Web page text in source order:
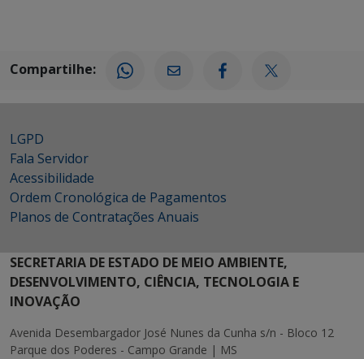
Compartilhe:
LGPD
Fala Servidor
Acessibilidade
Ordem Cronológica de Pagamentos
Planos de Contratações Anuais
SECRETARIA DE ESTADO DE MEIO AMBIENTE,
DESENVOLVIMENTO, CIÊNCIA, TECNOLOGIA E
INOVAÇÃO
Avenida Desembargador José Nunes da Cunha s/n - Bloco 12
Parque dos Poderes - Campo Grande | MS